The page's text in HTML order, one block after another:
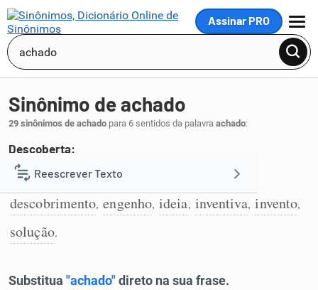
Assinar PRO
MENU
Reescrever Texto
Resumir Texto
Sinônimo de achado
29 sinônimos de achado para 6 sentidos da palavra achado:
Descoberta:
1 invenção,achamento
descobrimento, engenho, ideia, inventiva, invento,
solução.